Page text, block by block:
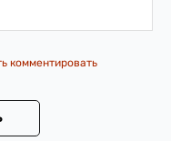
комментировать